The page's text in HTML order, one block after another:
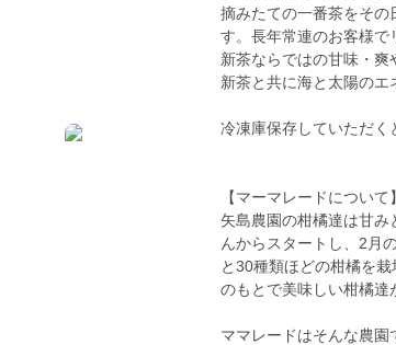
摘みたての一番茶をその
す。長年常連のお客様で
新茶ならではの甘味・爽
新茶と共に海と太陽のエ
冷凍庫保存していただく
【マーマレードについて】
矢島農園の柑橘達は甘
んからスタートし、2月
と30種類ほどの柑橘を
のもとで美味しい柑橘達
ママレードはそんな農